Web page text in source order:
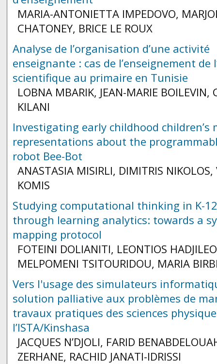
MARIA-ANTONIETTA IMPEDOVO,
CHATONEY, BRICE LE ROUX
Analyse de l’organisation d’une activité
enseignante : cas de l’enseignement de
scientifique au primaire en Tunisie
LOBNA MBARIK, JEAN-MARIE BOILEVIN,
KILANI
Investigating early childhood children’s
representations about the
robot Bee-Bot
ANASTASIA MISIRLI, DIMITRIS NIKOLOS,
KOMIS
Studying computational thinking in K-
through learning analytics: towards a
mapping protocol
FOTEINI DOLIANITI, LEONTIOS
MELPOMENI TSITOURIDOU, MARIA
Vers l'usage des simulateurs
solution palliative aux problèmes de
travaux pratiques des sciences
l’ISTA/Kinshasa
JACQUES N’DJOLI, FARID
ZERHANE, RACHID JANATI-IDRISSI